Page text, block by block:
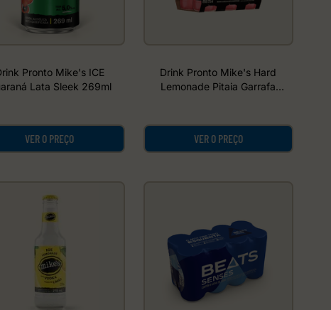
Pronto Mike's ICE
Lata Sleek 269ml
VER O PREÇO
Drink Pronto Mike's Hard
Lemonade Pitaia Garrafa
VER O PREÇO